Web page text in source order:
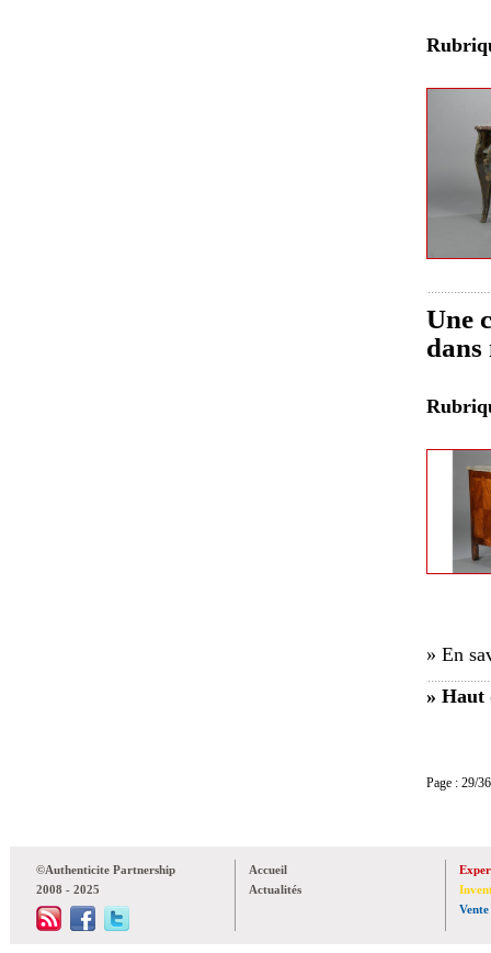
Une
dans
» En
» Haut
Page :
©Authenticite Partnership
2008 - 2025
Accueil
Actualités
Vente